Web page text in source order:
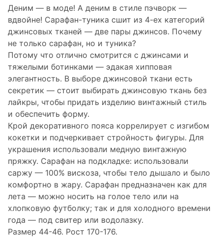
Деним — в моде! А деним в стиле пэчворк —
вдвойне! Сарафан-туника сшит из 4-ех категорий
джинсовых тканей — две пары джинсов. Почему
не только сарафан, но и туника?
Потому что отлично смотрится с джинсами и
тяжелыми ботинками — эдакая хипповая
элегантность. В выборе джинсовой ткани есть
секретик — стоит выбирать джинсовую ткань без
лайкры, чтобы придать изделию винтажный стиль
и обеспечить форму.
Крой декоративного пояса коррелирует с изгибом
кокетки и подчеркивает стройность фигуры. Для
украшения использовали медную винтажную
пряжку. Сарафан на подкладке: использовали
саржу — 100% вискоза, чтобы тело дышало и было
комфортно в жару. Сарафан предназначен как для
лета — можно носить на голое тело или на
хлопковую футболку; так и для холодного времени
года — под свитер или водолазку.
Размер 44-46. Рост 170-176.